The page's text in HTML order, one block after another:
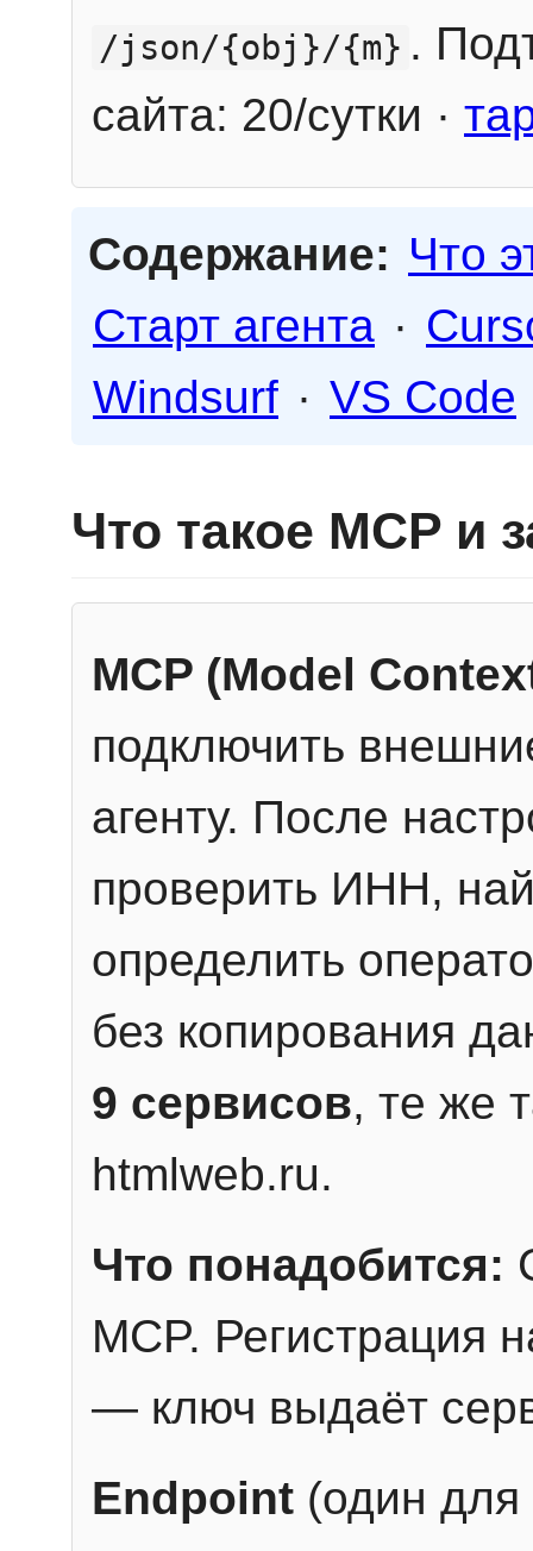
/json/{obj}/{m} .
сайта: 20/сутки ·
Содержание: Что
Старт агента ·
Windsurf · VS Code
Что такое MCP и
MCP (Model
подключить
агенту. После
проверить ИНН,
определить
без копирования
9 сервисов, те же
htmlweb.ru.
Что понадобится:
MCP. Регистрация
— ключ выдаёт
Endpoint (один для